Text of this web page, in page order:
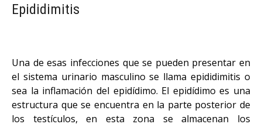
Epididimitis
Una de esas infecciones que se pueden presentar en
el sistema urinario masculino se llama epididimitis o
sea la inflamación del epidídimo. El epidídimo es una
estructura que se encuentra en la parte posterior de
los testículos, en esta zona se almacenan los